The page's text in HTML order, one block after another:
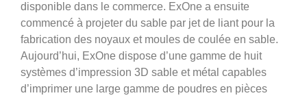
disponible dans le commerce. ExOne a ensuite
commencé à projeter du sable par jet de liant pour la
fabrication des noyaux et moules de coulée en sable.
Aujourd’hui, ExOne dispose d’une gamme de huit
systèmes d’impression 3D sable et métal capables
d’imprimer une large gamme de poudres en pièces